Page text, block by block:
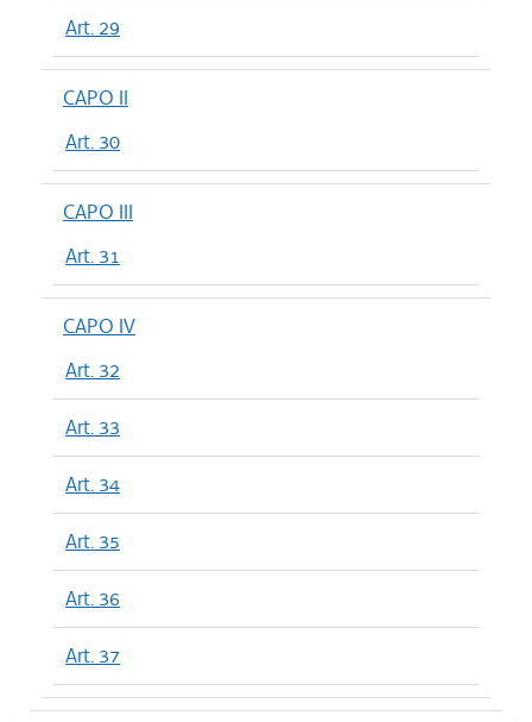
Art. 29
CAPO II
Art. 30
CAPO III
Art. 31
CAPO IV
Art. 32
Art. 33
Art. 34
Art. 35
Art. 36
Art. 37